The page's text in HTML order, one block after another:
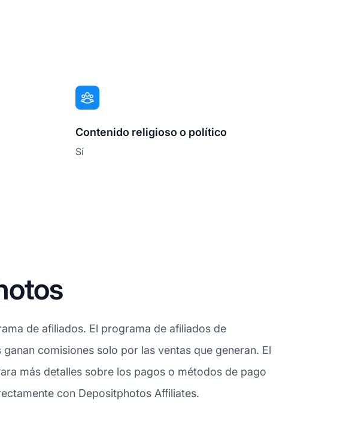
Contenido religioso o político
Sí
de afiliados. El programa de afiliados de
comisiones solo por las ventas que generan. El
más detalles sobre los pagos o métodos de pago
con Depositphotos Affiliates.